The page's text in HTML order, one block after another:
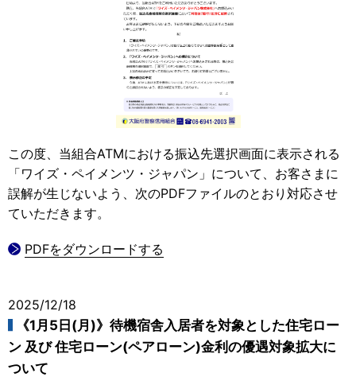
この度、当組合ATMにおける振込先選択画面に表示される
「ワイズ・ペイメンツ・ジャパン」について、お客さまに
誤解が生じないよう、次のPDFファイルのとおり対応させ
ていただきます。
PDFをダウンロードする
2025/12/18
《1月5日(月)》待機宿舎入居者を対象とした住宅ロー
ン 及び 住宅ローン(ペアローン)金利の優遇対象拡大に
ついて